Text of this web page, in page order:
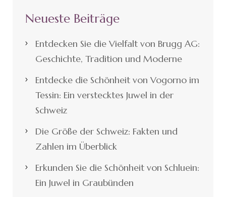
Neueste Beiträge
Entdecken Sie die Vielfalt von Brugg AG:
Geschichte, Tradition und Moderne
Entdecke die Schönheit von Vogorno im
Tessin: Ein verstecktes Juwel in der
Schweiz
Die Größe der Schweiz: Fakten und
Zahlen im Überblick
Erkunden Sie die Schönheit von Schluein:
Ein Juwel in Graubünden